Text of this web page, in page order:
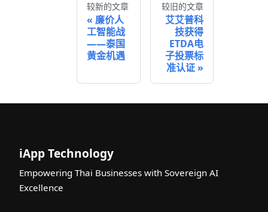
较新的文章
廉价人
工智能战
——泰国
黄金机遇
较旧的文章
艾艾普科
技获得
ETDA电
子投票标
准认证
iApp Technology
Empowering Thai Businesses with Sovereign AI
Excellence